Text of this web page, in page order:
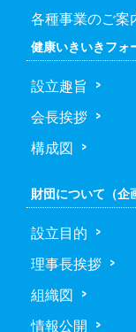
各種事業のご案
健康いきいきフォ
設立趣旨
会長挨拶
構成図
財団について（企
設立目的
理事長挨拶
組織図
情報公開